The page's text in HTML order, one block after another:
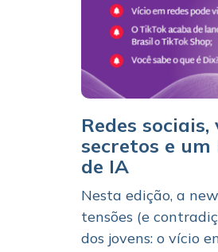
Redes
secretos e
de IA
Nesta edição, a
tensões (e
dos jovens: o vício